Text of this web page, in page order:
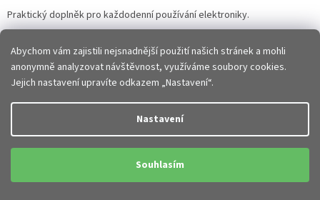
Abychom vám zajistili nejsnadnější použití našich stránek a mohli
anonymně analyzovat návštěvnost, využíváme soubory cookies.
Jejich nastavení upravíte odkazem „Nastavení“.
Nastavení
Souhlasím
Praktický doplněk pro každodenní používání elektroniky.
Jaké typy nabíječek do sítě existují?
V nabídce najdete různé varianty podle výkonu a typu konektorů:
USB-A síťové nabíječky
USB-C nabíječky do zásuvky
víceportové síťové nabíječky
kompaktní cestovní nabíječky